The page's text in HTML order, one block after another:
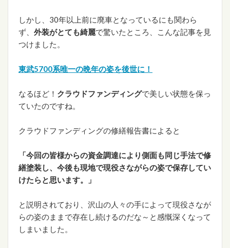
しかし、30年以上前に廃車となっているにも関わら
ず、 外装がとても綺麗で驚いたところ、こんな記事を見
つけました。
東武5700系唯一の晩年の姿を後世に！
なるほど！ クラウドファンディングで美しい状態を保っ
ていたのですね。
クラウドファンディングの修繕報告書によると
「今回の皆様からの資金調達により側面も同じ手法で修
繕塗装し、今後も現地で現役さながらの姿で保存してい
けたらと思います。」
と説明されており、沢山の人々の手によって現役さなが
らの姿のままで存在し続けるのだな～と感慨深くなって
しまいました。